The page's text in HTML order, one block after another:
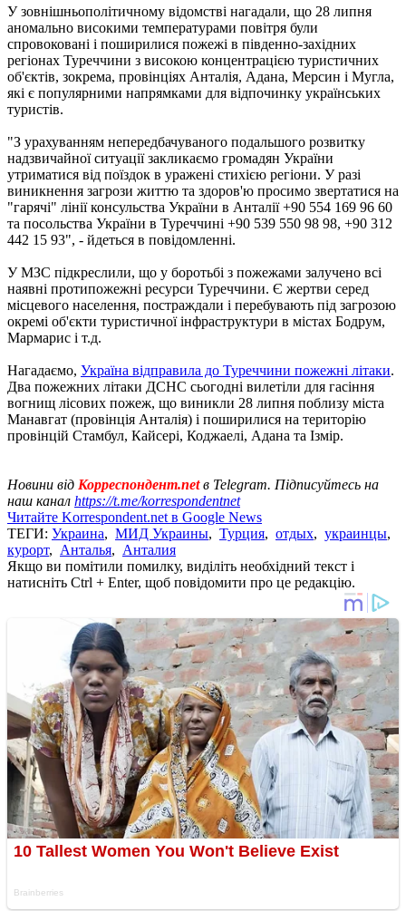
У зовнішньополітичному відомстві нагадали, що 28 липня
аномально високими температурами повітря були
спровоковані і поширилися пожежі в південно-західних
регіонах Туреччини з високою концентрацією туристичних
об'єктів, зокрема, провінціях Анталія, Адана, Мерсин і Мугла,
які є популярними напрямками для відпочинку українських
туристів.
"З урахуванням непередбачуваного подальшого розвитку
надзвичайної ситуації закликаємо громадян України
утриматися від поїздок в уражені стихією регіони. У разі
виникнення загрози життю та здоров'ю просимо звертатися на
"гарячі" лінії консульства України в Анталії +90 554 169 96 60
та посольства України в Туреччині +90 539 550 98 98, +90 312
442 15 93", - йдеться в повідомленні.
У МЗС підкреслили, що у боротьбі з пожежами залучено всі
наявні протипожежні ресурси Туреччини. Є жертви серед
місцевого населення, постраждали і перебувають під загрозою
окремі об'єкти туристичної інфраструктури в містах Бодрум,
Мармарис і т.д.
Нагадаємо, Україна відправила до Туреччини пожежні літаки.
Два пожежних літаки ДСНС сьогодні вилетіли для гасіння
вогнищ лісових пожеж, що виникли 28 липня поблизу міста
Манавгат (провінція Анталія) і поширилися на територію
провінцій Стамбул, Кайсері, Коджаелі, Адана та Ізмір.
Новини від Корреспондент.netв Telegram. Підписуйтесь на
наш канал https://t.me/korrespondentnet
Читайте Korrespondent.net в Google News
ТЕГИ: Украина, МИД Украины, Турция, отдых, украинцы,
курорт, Анталья, Анталия
Якщо ви помітили помилку, виділіть необхідний текст і
натисніть Ctrl + Enter, щоб повідомити про це редакцію.